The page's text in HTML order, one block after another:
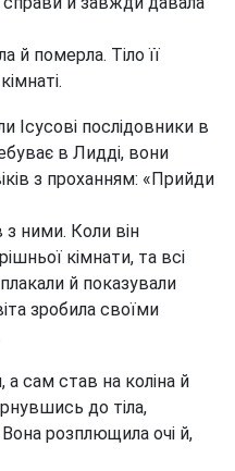
й померла. Тіло її
Ісусові послідовники в
в Лидді, вони
з проханням: «Прийди
ними. Коли він
кімнати, та всі
й показували
зробила своїми
а сам став на коліна й
до тіла,
розплющила очі й,